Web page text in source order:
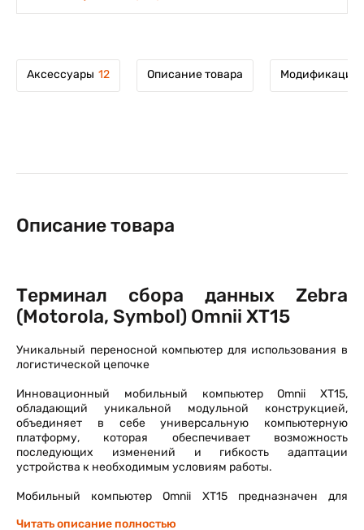
Аксессуары 12 Описание товара Модификации
Описание товара
Терминал сбора данных Zebra
(Motorola, Symbol) Omnii XT15
Уникальный переносной компьютер для использования в
логистической цепочке
Инновационный мобильный компьютер Omnii XT15,
обладающий уникальной модульной конструкцией,
объединяет в себе универсальную компьютерную
платформу, которая обеспечивает возможность
последующих изменений и гибкость адаптации
устройства к необходимым условиям работы.
Мобильный компьютер Omnii XT15 предназначен для
Читать описание полностью